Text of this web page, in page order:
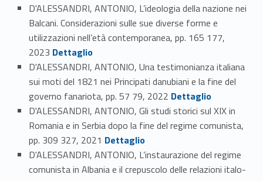
D'ALESSANDRI, ANTONIO, L’ideologia della nazione nei
Balcani. Considerazioni sulle sue diverse forme e
utilizzazioni nell’età contemporanea, pp. 165 177,
2023 Link identifier #identifier_person_135053-51
Dettaglio
D'ALESSANDRI, ANTONIO, Una testimonianza italiana
sui moti del 1821 nei Principati danubiani e la fine del
governo fanariota, pp. 57 79, 2022 Link identifier #identifier_person_119558-52
Dettaglio
D'ALESSANDRI, ANTONIO, Gli studi storici sul XIX in
Romania e in Serbia dopo la fine del regime comunista,
pp. 309 327, 2021 Link identifier #identifier_person_122497-53
Dettaglio
D'ALESSANDRI, ANTONIO, L’instaurazione del regime
comunista in Albania e il crepuscolo delle relazioni italo-